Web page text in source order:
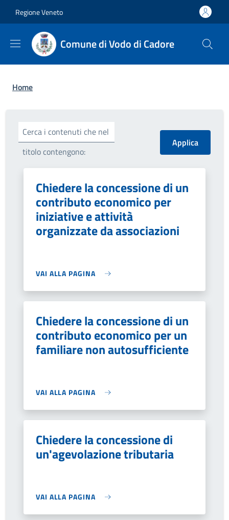
Regione Veneto
Comune di Vodo di Cadore
Briciole di pane
Home
Cerca i contenuti che nel
titolo contengono:
Chiedere la concessione di un
contributo economico per
iniziative e attività
organizzate da associazioni
VAI ALLA PAGINA
Chiedere la concessione di un
contributo economico per un
familiare non autosufficiente
VAI ALLA PAGINA
Chiedere la concessione di
un'agevolazione tributaria
VAI ALLA PAGINA